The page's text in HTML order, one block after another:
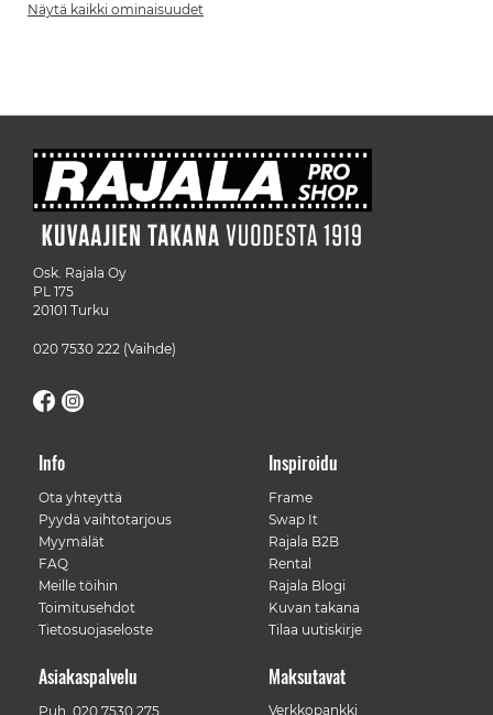
Näytä kaikki ominaisuudet
Osk. Rajala Oy
PL 175
20101 Turku
020 7530 222 (Vaihde)
Info
Ota yhteyttä
Pyydä vaihtotarjous
Myymälät
FAQ
Meille töihin
Toimitusehdot
Tietosuojaseloste
Inspiroidu
Frame
Swap It
Rajala B2B
Rental
Rajala Blogi
Kuvan takana
Tilaa uutiskirje
Maksutavat
Verkkopankki
Asiakaspalvelu
Puh. 020 7530 275